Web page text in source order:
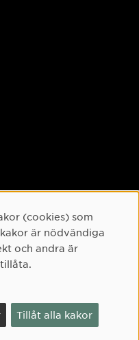
(cookies) som
är nödvändiga
och andra är
Tillåt alla kakor